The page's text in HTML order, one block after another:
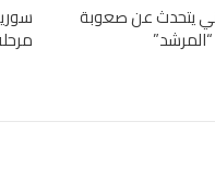
يتحدث عن صعوبة